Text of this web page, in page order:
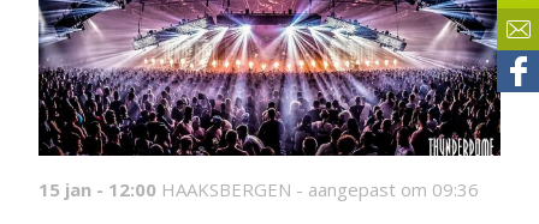
15 jan - 12:00 HAAKSBERGEN - aangepast om 09:36